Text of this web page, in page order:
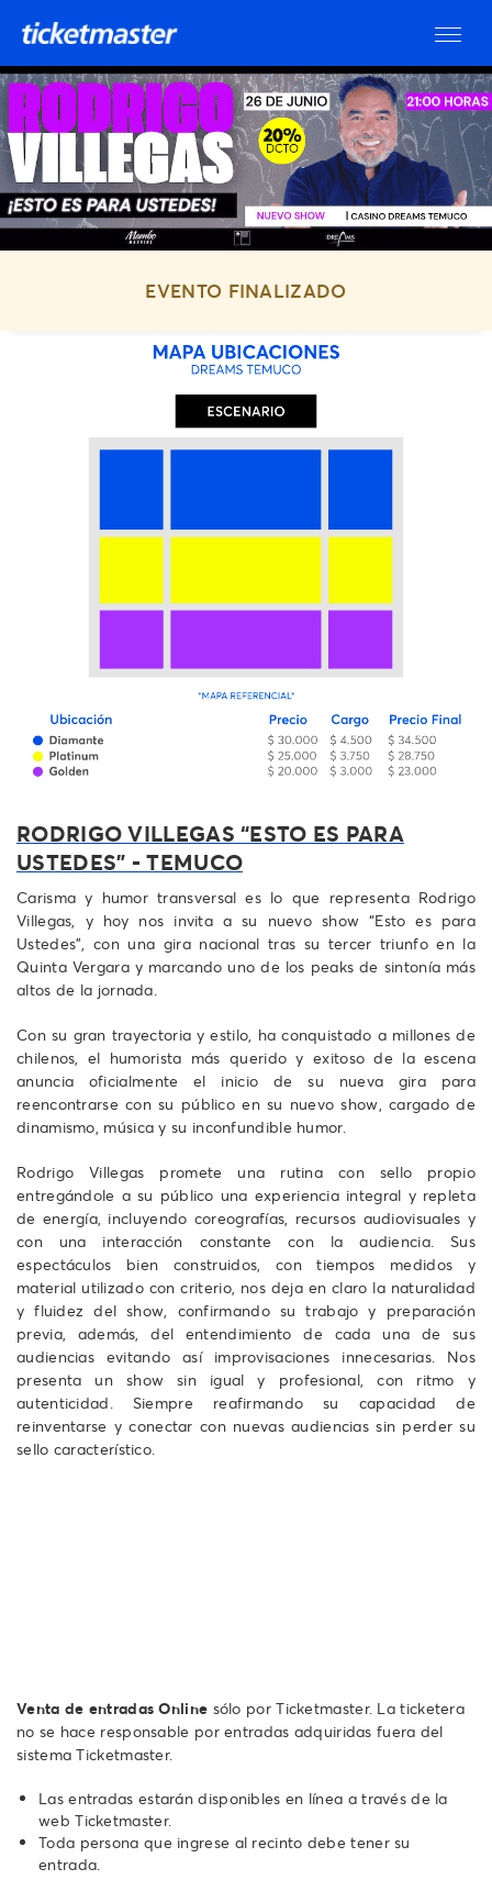
EVENTO FINALIZADO
RODRIGO VILLEGAS “ESTO ES PARA
USTEDES” - TEMUCO
Carisma y humor transversal es lo que representa Rodrigo
Villegas, y hoy nos invita a su nuevo show “Esto es para
Ustedes”, con una gira nacional tras su tercer triunfo en la
Quinta Vergara y marcando uno de los peaks de sintonía más
altos de la jornada.
Con su gran trayectoria y estilo, ha conquistado a millones de
chilenos, el humorista más querido y exitoso de la escena
anuncia oficialmente el inicio de su nueva gira para
reencontrarse con su público en su nuevo show, cargado de
dinamismo, música y su inconfundible humor.
Rodrigo Villegas promete una rutina con sello propio
entregándole a su público una experiencia integral y repleta
de energía, incluyendo coreografías, recursos audiovisuales y
con una interacción constante con la audiencia. Sus
espectáculos bien construidos, con tiempos medidos y
material utilizado con criterio, nos deja en claro la naturalidad
y fluidez del show, confirmando su trabajo y preparación
previa, además, del entendimiento de cada una de sus
audiencias evitando así improvisaciones innecesarias. Nos
presenta un show sin igual y profesional, con ritmo y
autenticidad. Siempre reafirmando su capacidad de
reinventarse y conectar con nuevas audiencias sin perder su
sello característico.
Venta de entradas Online sólo por Ticketmaster. La ticketera
no se hace responsable por entradas adquiridas fuera del
sistema Ticketmaster.
Las entradas estarán disponibles en línea a través de la
web Ticketmaster.
Toda persona que ingrese al recinto debe tener su
entrada.